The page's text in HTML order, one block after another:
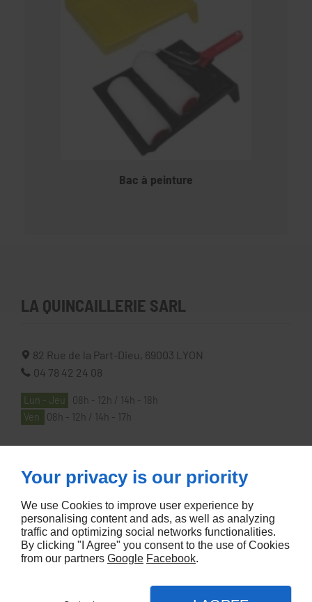
Bac à peinture
LA QUINCAILLERIE SARL
82 Rue de la Part-Dieu, 69003
LYON
04 78 42 24 08
Lun - Jeu
08h - 12h / 14h - 18h
Ven
08h - 12h / 14h - 17h
À PROPOS
Accueil
Contactez-nous
Mentions légales
Plan du site
Your privacy is our priority
We use Cookies to improve user experience by
personalising content and ads, as well as analyzing
traffic and optimizing social networks functionalities.
By clicking "I Agree" you consent to the use of Cookies
from our partners Google Facebook.